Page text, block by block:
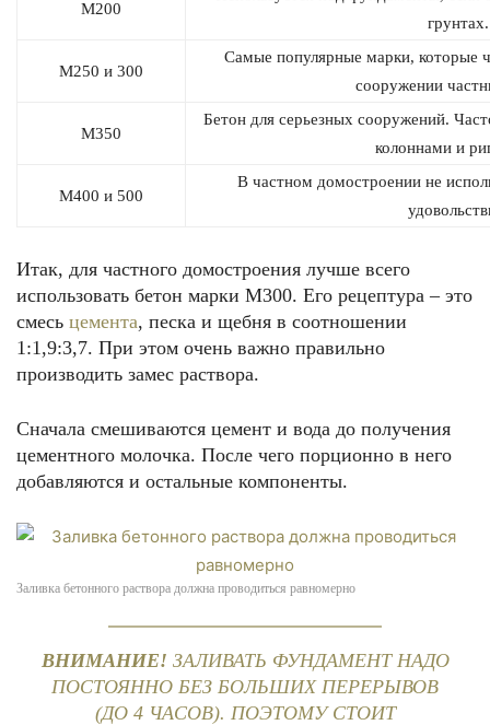
М200
грунтах.
М250 и 300
Самые популярные марки, которые
сооружении
М350
Бетон для серьезных сооружений.
колоннами и
М400 и 500
В частном домостроении не
Итак, для частного домостроения лучше всего
использовать бетон марки М300. Его рецептура – это
смесь цемента, песка и щебня в соотношении
1:1,9:3,7. При этом очень важно правильно
производить замес раствора.
Сначала смешиваются цемент и вода до получения
цементного молочка. После чего порционно в него
добавляются и остальные компоненты.
Заливка бетонного раствора должна проводиться равномерно
ВНИМАНИЕ! ЗАЛИВАТЬ ФУНДАМЕНТ НАДО
ПОСТОЯННО БЕЗ БОЛЬШИХ ПЕРЕРЫВОВ
(ДО 4 ЧАСОВ). ПОЭТОМУ СТОИТ